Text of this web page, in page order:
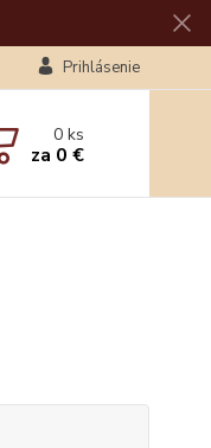
Prihlásenie
0ks
za 0 €